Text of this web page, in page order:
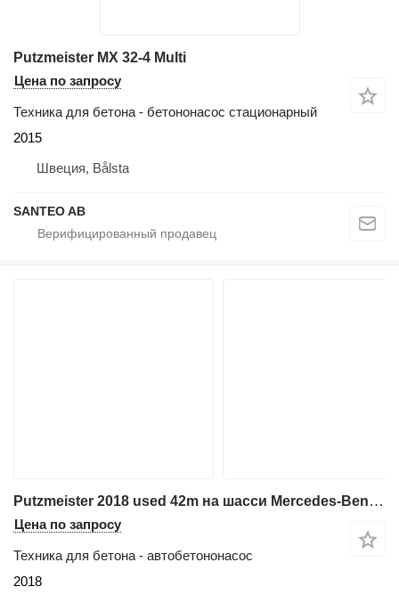
Putzmeister MX 32-4 Multi
Цена по запросу
Техника для бетона - бетононасос стационарный
2015
Швеция, Bålsta
SANTEO AB
Putzmeister 2018 used 42m на шасси Mercedes-Benz Actros 3344
Цена по запросу
Техника для бетона - автобетононасос
2018